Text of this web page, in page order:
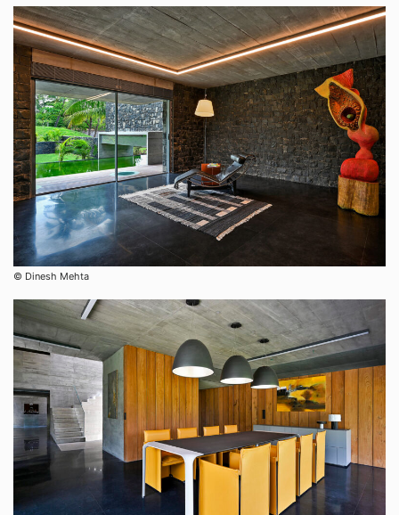
© Dinesh Mehta